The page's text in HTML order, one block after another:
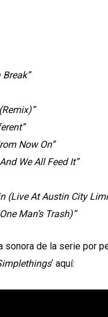
Now On”
We All Feed It”
(Live At Austin City
Man’s Trash)”
sonora de la serie por
‘ aquí: